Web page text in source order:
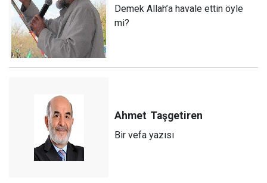
Demek Allah’a havale ettin öyle
mi?
Ahmet Taşgetiren
Bir vefa yazısı